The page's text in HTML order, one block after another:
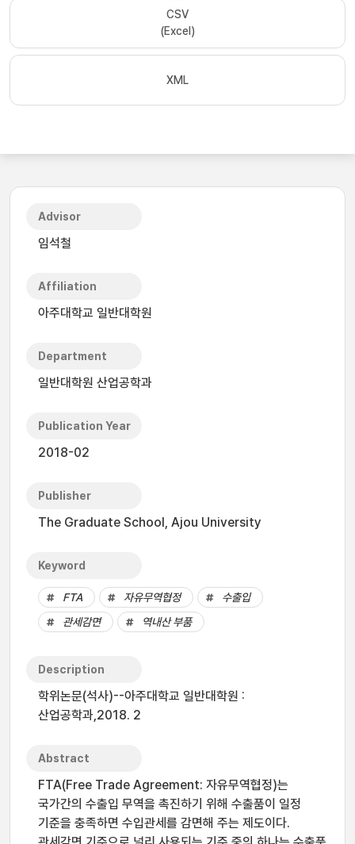
CSV
(Excel)
XML
Advisor
임석철
Affiliation
아주대학교 일반대학원
Department
일반대학원 산업공학과
Publication Year
2018-02
Publisher
The Graduate School, Ajou University
Keyword
FTA 자유무역협정
수출입
관세감면
역내산 부품
Description
학위논문(석사)--아주대학교 일반대학원 :
산업공학과,2018. 2
Abstract
FTA(Free Trade Agreement: 자유무역협정)는
국가간의 수출입 무역을 촉진하기 위해 수출품이 일정
기준을 충족하면 수입관세를 감면해 주는 제도이다.